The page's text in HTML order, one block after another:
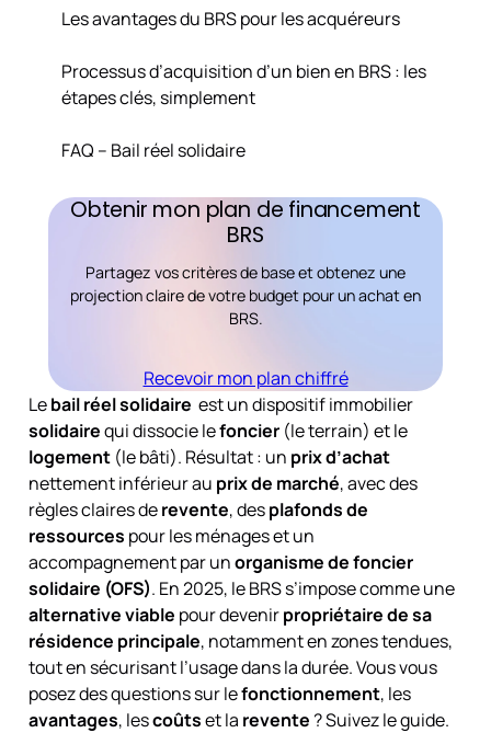
Lebail réel solidaire est un dispositif immobilier
solidairequi dissocie lefoncier(le terrain) et le
logement(le bâti). Résultat : un prix d’achat
nettement inférieur au prix de marché, avec des
règles claires derevente, desplafonds de
ressources pour les ménages et un
accompagnement par unorganisme de foncier
solidaire (OFS). En 2025, le BRS s’impose comme une
alternative viable pour devenirpropriétaire de sa
résidence principale, notamment en zones tendues,
tout en sécurisant l’usage dans la durée. Vous vous
posez des questions sur lefonctionnement, les
avantages, lescoûtset la revente ? Suivez le guide.
Les avantages du BRS pour les acquéreurs
Processus d’acquisition d’un bien en BRS : les
étapes clés, simplement
FAQ – Bail réel solidaire
Obtenir mon plan de financement
BRS
Partagez vos critères de base et obtenez une
projection claire de votre budget pour un achat en
BRS.
Recevoir mon plan chiffré